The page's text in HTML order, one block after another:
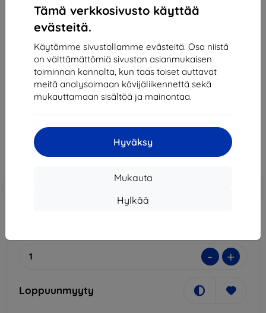
Tämä verkkosivusto käyttää
evästeitä.
Käytämme sivustollamme evästeitä. Osa niistä
on välttämättömiä sivuston asianmukaisen
toiminnan kannalta, kun taas toiset auttavat
meitä analysoimaan kävijäliikennettä sekä
mukauttamaan sisältöä ja mainontaa.
Hyväksy
Mukauta
Hylkää
PACK ONEPLUS 10 PRO 5G (AFL04609)
OnePlus 10 Pro
Kuvaus ja tekniset tiedot
20,61 €
Hinta ilman ALV:tä
Alennus kupongilla
- +
Loppuunmyyty